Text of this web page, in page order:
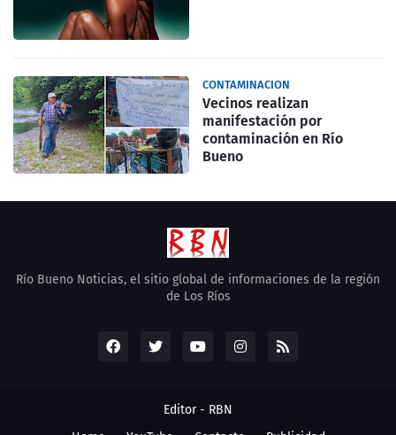
CONTAMINACION
Vecinos realizan
manifestación por
contaminación en Río
Bueno
Río Bueno Noticias, el sitio global de informaciones de la región
de Los Ríos
Editor - RBN